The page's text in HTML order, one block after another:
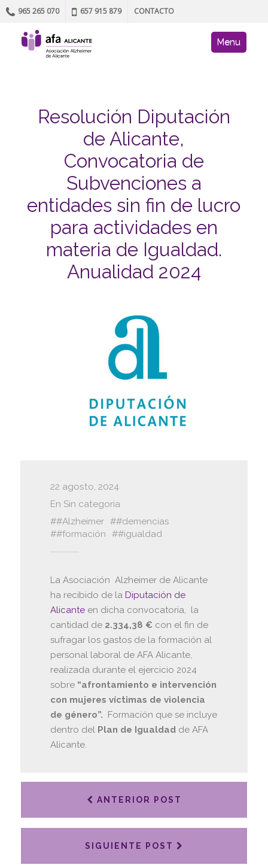
965 265 070 657 915 879 CONTACTO
AFA site
Skip to content
Menu
Resolución Diputación
de Alicante,
Convocatoria de
Subvenciones a
entidades sin fin de lucro
para actividades en
materia de Igualdad.
Anualidad 2024
22 agosto, 2024
En Sin categoría
#Alzheimer
#demencias
#formación
#igualdad
La Asociación Alzheimer de Alicante
ha recibido de la Diputación de
Alicanteen dicha convocatoria, la
cantidad de 2.334,38 € con el fin de
sufragar los gastos de la formación al
personal laboral de AFA Alicante,
realizada durante el ejercicio 2024
sobre “afrontamiento e intervención
con mujeres víctimas de violencia
de género”. Formación que se incluye
dentro del Plan de Igualdadde AFA
Alicante.
ANTERIOR POST
SIGUIENTE POST